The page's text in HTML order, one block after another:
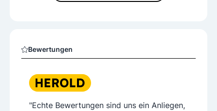
Bewertungen
"Echte Bewertungen sind uns ein Anliegen,